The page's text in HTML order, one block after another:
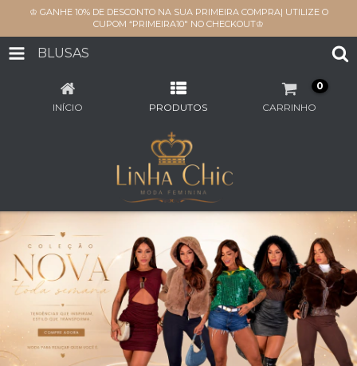
♔ GANHE 10% DE DESCONTO NA SUA PRIMEIRA COMPRA| UTILIZE O
CUPOM “PRIMEIRA10" NO CHECKOUT♔
BLUSAS
INÍCIO PRODUTOS CARRINHO
0